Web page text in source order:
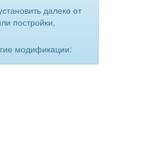
далеко от
постройки,
модификации: